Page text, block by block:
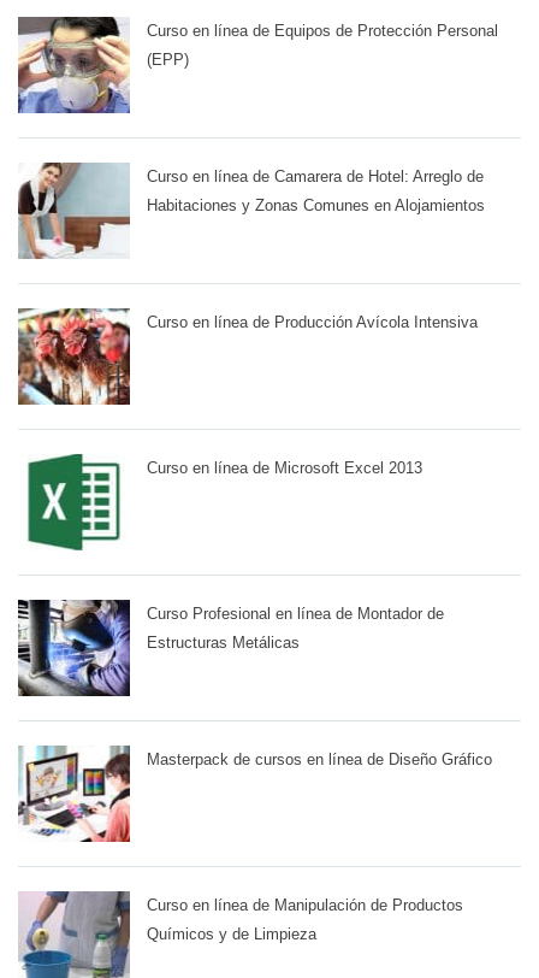
Curso en línea de Equipos de Protección Personal
(EPP)
Curso en línea de Camarera de Hotel: Arreglo de
Habitaciones y Zonas Comunes en Alojamientos
Curso en línea de Producción Avícola Intensiva
Curso en línea de Microsoft Excel 2013
Curso Profesional en línea de Montador de
Estructuras Metálicas
Masterpack de cursos en línea de Diseño Gráfico
Curso en línea de Manipulación de Productos
Químicos y de Limpieza